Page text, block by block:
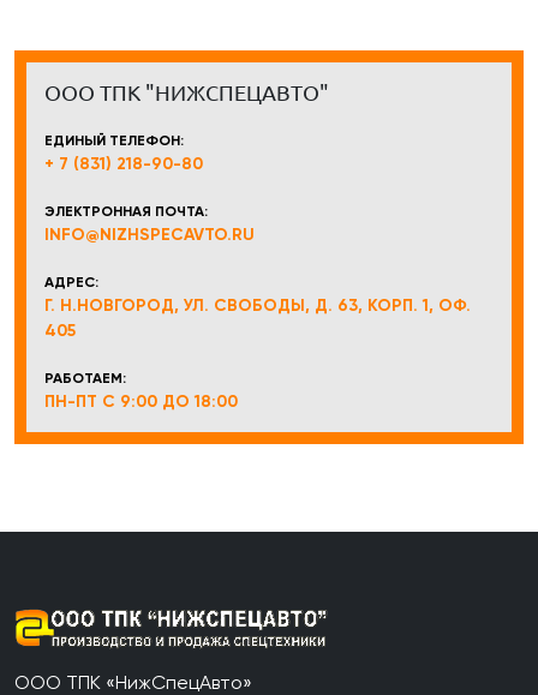
ООО ТПК "НИЖСПЕЦАВТО"
ЕДИНЫЙ ТЕЛЕФОН:
+ 7 (831) 218-90-80
ЭЛЕКТРОННАЯ ПОЧТА:
INFO@NIZHSPECAVTO.RU
АДРЕС:
Г. Н.НОВГОРОД, УЛ. СВОБОДЫ, Д. 63, КОРП. 1, ОФ.
405
РАБОТАЕМ:
ПН-ПТ С 9:00 ДО 18:00
ООО ТПК «НижСпецАвто»